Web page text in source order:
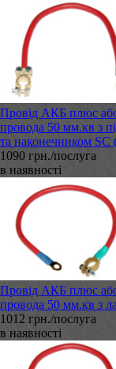
Провід АКБ плюс
провода 50 мм.кв з
та наконечником SC
1090 грн./послуга
в наявності
Провід АКБ плюс
провода 50 мм.кв з
1012 грн./послуга
в наявності